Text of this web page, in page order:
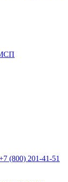
(800) 201-41-51